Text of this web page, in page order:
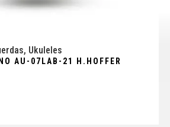
, Ukuleles
AU-07LAB-21 H.HOFFER